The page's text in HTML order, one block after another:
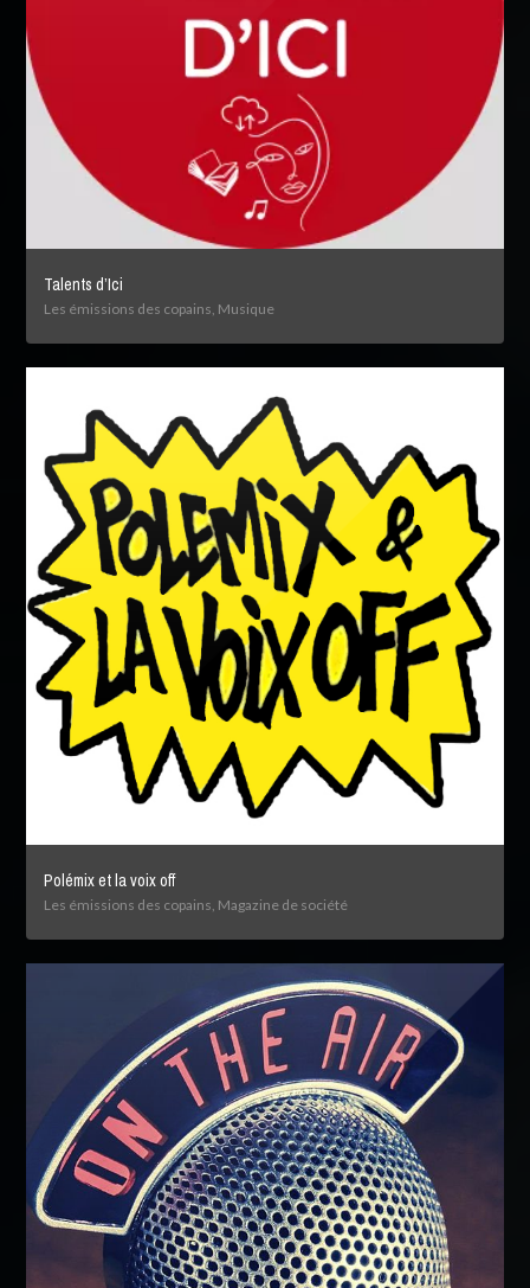
Talents d’Ici
Les émissions des copains, Musique
Polémix et la voix off
Les émissions des copains, Magazine de société